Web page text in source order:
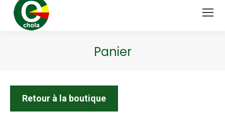
Panier
Retour à la boutique